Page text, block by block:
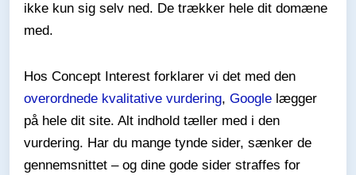
ikke kun sig selv ned. De trækker hele dit domæne
med.
Hos Concept Interest forklarer vi det med den
overordnede kvalitative vurdering, Google lægger
på hele dit site. Alt indhold tæller med i den
vurdering. Har du mange tynde sider, sænker de
gennemsnittet – og dine gode sider straffes for